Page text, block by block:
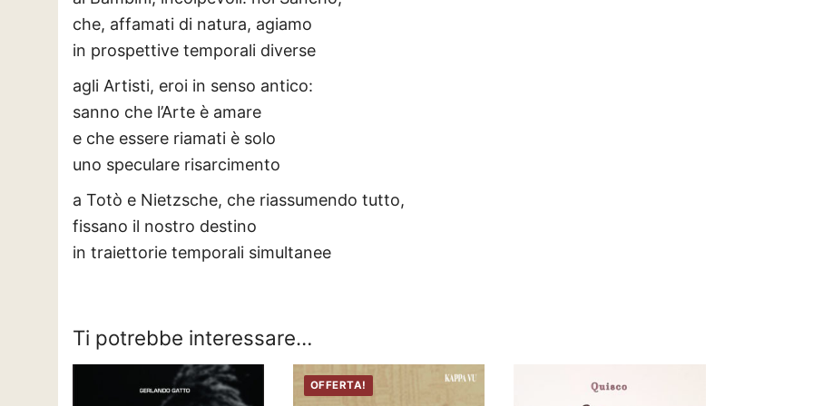
che, affamati di natura, agiamo
in prospettive temporali diverse
agli Artisti, eroi in senso antico:
sanno che l’Arte è amare
e che essere riamati è solo
uno speculare risarcimento
a Totò e Nietzsche, che riassumendo tutto,
fissano il nostro destino
in traiettorie temporali simultanee
Ti potrebbe interessare…
OFFERTA!